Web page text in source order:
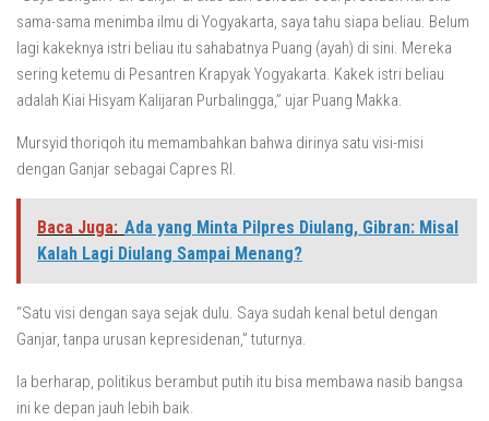
sama-sama menimba ilmu di Yogyakarta, saya tahu siapa beliau. Belum
lagi kakeknya istri beliau itu sahabatnya Puang (ayah) di sini. Mereka
sering ketemu di Pesantren Krapyak Yogyakarta. Kakek istri beliau
adalah Kiai Hisyam Kalijaran Purbalingga,” ujar Puang Makka.
Mursyid thoriqoh itu memambahkan bahwa dirinya satu visi-misi
dengan Ganjar sebagai Capres RI.
Baca Juga: Ada yang Minta Pilpres Diulang, Gibran: Misal
Kalah Lagi Diulang Sampai Menang?
“Satu visi dengan saya sejak dulu. Saya sudah kenal betul dengan
Ganjar, tanpa urusan kepresidenan,” tuturnya.
Ia berharap, politikus berambut putih itu bisa membawa nasib bangsa
ini ke depan jauh lebih baik.